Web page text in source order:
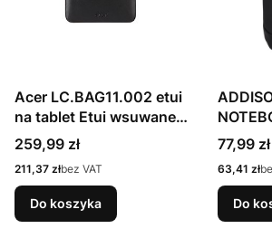
Acer LC.BAG11.002 etui
na tablet Etui wsuwane
Czarny, Zielony
Cena
259,99 zł
Cena
211,37 złbez VAT
Do koszyka
KINGS
Cena
77,99 zł
Cena
63,41 zł
Do